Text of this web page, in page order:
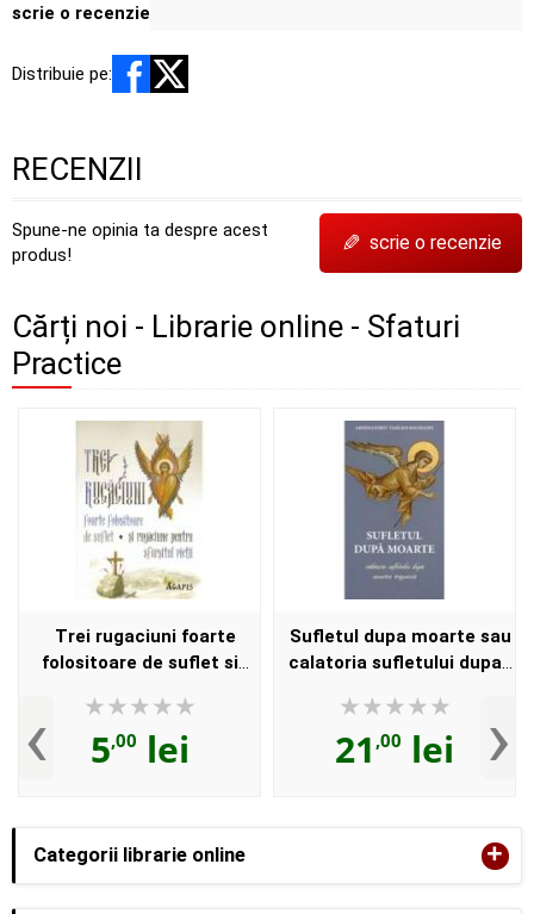
Categorii librarie online +
scrie o recenzie
Distribuie pe:
RECENZII
Spune-ne opinia ta despre acest
produs!
✎ scrie o recenzie
Cărți noi - Librarie online - Sfaturi
Practice
‹
Trei rugaciuni foarte
folositoare de suflet si
vietii
5,00 lei
Sufletul dupa moarte sau
calatoria sufletului dupa
Vasilios Bacoianis
21 ,00 lei ›